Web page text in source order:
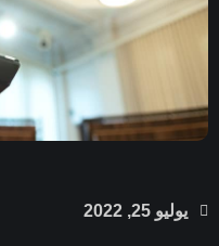
يوليو 25, 2022